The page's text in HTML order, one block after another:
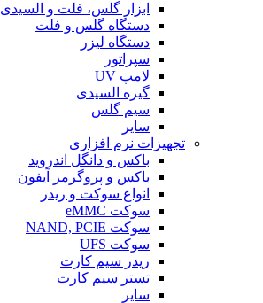
ابزار گلس، فلت و السیدی
دستگاه گلس و فلت
دستگاه لیزر
سپراتور
لامپ UV
گیره السیدی
سیم گلس
سایر
تجهیزات نرم افزاری
باکس و دانگل اندروید
باکس و پروگرمر آیفون
انواع سوکت و ریدر
سوکت eMMC
سوکت NAND, PCIE
سوکت UFS
ریدر سیم کارت
تستر سیم کارت
سایر